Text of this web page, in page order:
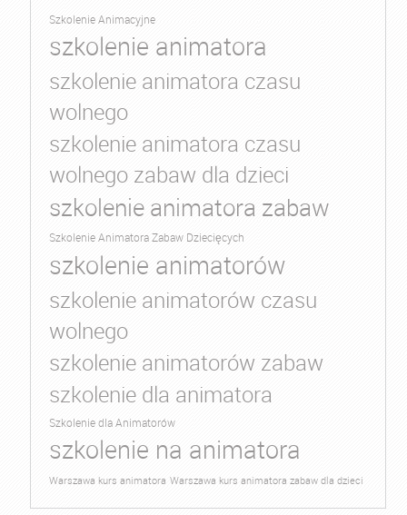
Szkolenie Animacyjne
szkolenie animatora
szkolenie animatora czasu
wolnego
szkolenie animatora czasu
wolnego zabaw dla dzieci
szkolenie animatora zabaw
Szkolenie Animatora Zabaw Dziecięcych
szkolenie animatorów
szkolenie animatorów czasu
wolnego
szkolenie animatorów zabaw
szkolenie dla animatora
Szkolenie dla Animatorów
szkolenie na animatora
Warszawa kurs animatora Warszawa kurs animatora zabaw dla dzieci